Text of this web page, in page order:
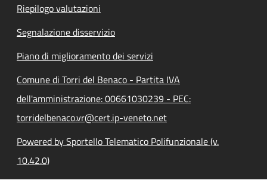
Riepilogo valutazioni
Segnalazione disservizio
Piano di miglioramento dei servizi
Comune di Torri del Benaco - Partita IVA
dell'amministrazione: 00661030239 - PEC:
torridelbenaco.vr@cert.ip-veneto.net
Powered by Sportello Telematico Polifunzionale (v.
10.42.0)